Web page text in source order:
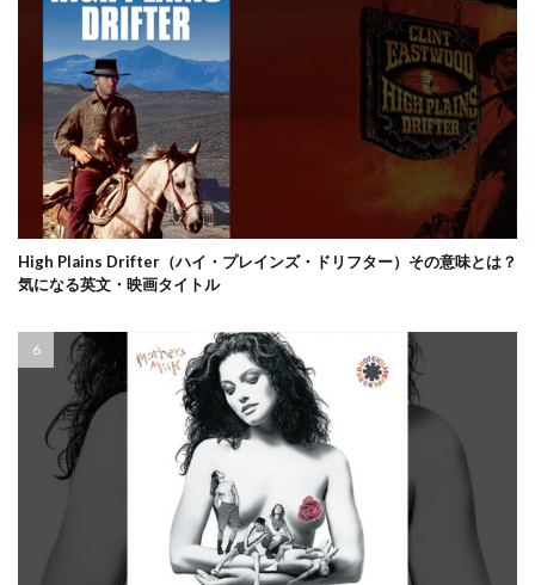
High Plains Drifter（ハイ・プレインズ・ドリフター）その意味とは？
気になる英文・映画タイトル